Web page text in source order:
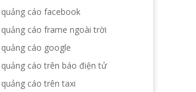
quảng cáo facebook
quảng cáo frame ngoài trời
quảng cáo google
quảng cáo trên báo điện tử
quảng cáo trên taxi